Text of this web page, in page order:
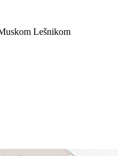
Lešnikom